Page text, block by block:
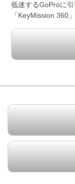
低迷するGoProに
「KeyMission 360」